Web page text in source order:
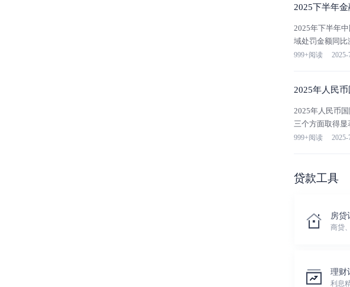
能的降息窗口期
供了具体的应
2025下半年
2025年下半年
域处罚金额同比
等创新机制加速
略建议。内容涵
机遇、政策亮
把握金融监管升
999+阅读 2025-
2025年人民
2025年人民币
三个方面取得
出"稳慎推进"新
术突破。企业应
999+阅读 2025-
贷款工具
房贷
商贷
理财
利息